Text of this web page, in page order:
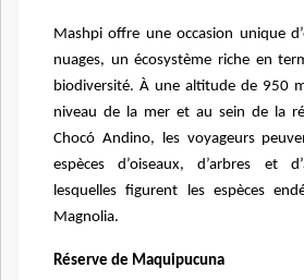
Mashpi offre une occasion unique
nuages, un écosystème riche en
biodiversité. À une altitude de 950
niveau de la mer et au sein de la
Chocó Andino, les voyageurs
espèces d’oiseaux, d’arbres et
lesquelles figurent les espèces
Magnolia.
Réserve de Maquipucuna